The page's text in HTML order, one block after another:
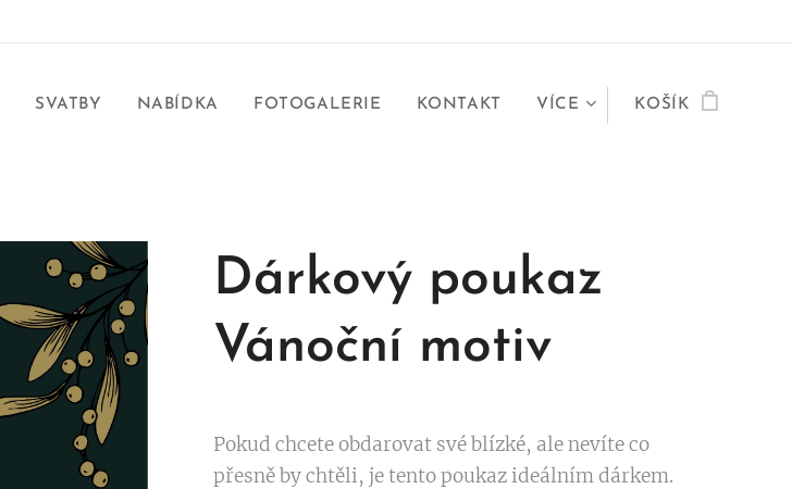
SVATBY NABÍDKA FOTOGALERIE KONTAKT VÍCE KOŠÍK
Dárkový poukaz
Vánoční motiv
Pokud chcete obdarovat své blízké, ale nevíte co
přesně by chtěli, je tento poukaz ideálním dárkem.